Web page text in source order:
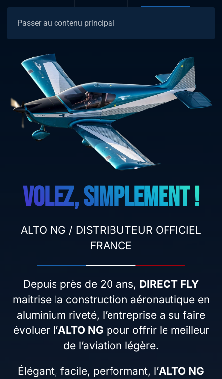
Passer au contenu principal
VOLEZ, SIMPLEMENT !
ALTO NG / DISTRIBUTEUR OFFICIEL
FRANCE
Depuis près de 20 ans, DIRECT FLY
maitrise la construction aéronautique en
aluminium riveté, l’entreprise a su faire
évoluer l’ALTO NG pour offrir le meilleur
de l’aviation légère.
Élégant, facile, performant, l’ALTO NG